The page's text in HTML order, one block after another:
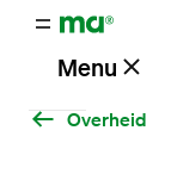
Menu
Overheid